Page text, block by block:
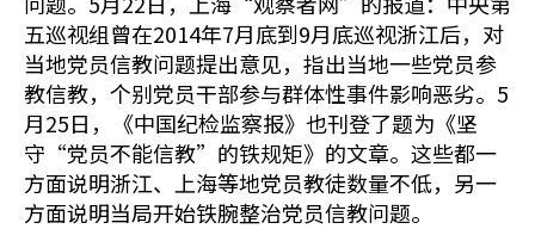
五巡视组曾在2014年7月底到9月底巡视浙江后，对
当地党员信教问题提出意见，指出当地一些党员参
教信教，个别党员干部参与群体性事件影响恶劣。5
月25日，《中国纪检监察报》也刊登了题为《坚
守“党员不能信教”的铁规矩》的文章。这些都一
方面说明浙江、上海等地党员教徒数量不低，另一
方面说明当局开始铁腕整治党员信教问题。